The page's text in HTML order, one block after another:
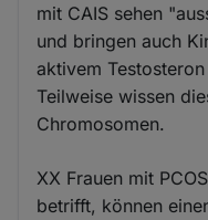
mit CAIS sehen
und bringen auch
aktivem
Teilweise wissen
Chromosomen.
XX Frauen mit
betrifft, können